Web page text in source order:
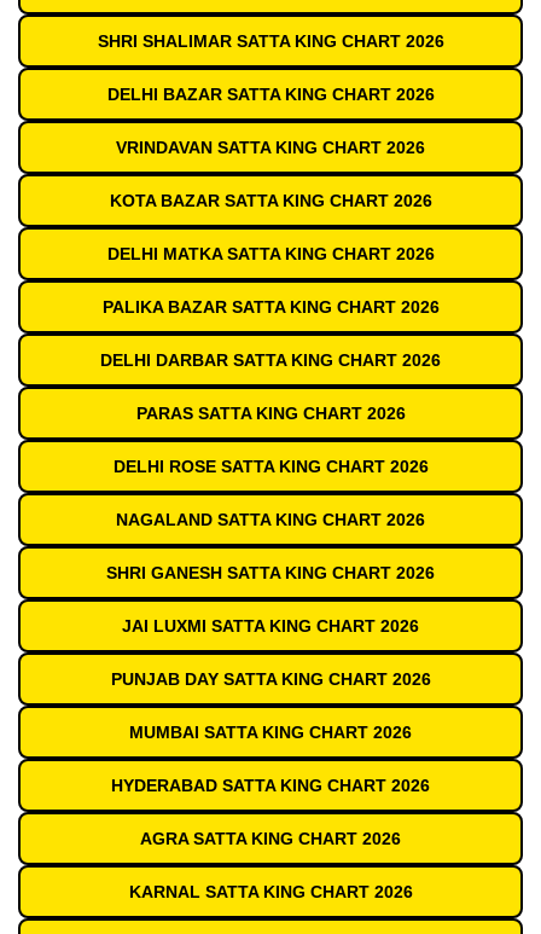
SHRI SHALIMAR SATTA KING CHART 2026
DELHI BAZAR SATTA KING CHART 2026
VRINDAVAN SATTA KING CHART 2026
KOTA BAZAR SATTA KING CHART 2026
DELHI MATKA SATTA KING CHART 2026
PALIKA BAZAR SATTA KING CHART 2026
DELHI DARBAR SATTA KING CHART 2026
PARAS SATTA KING CHART 2026
DELHI ROSE SATTA KING CHART 2026
NAGALAND SATTA KING CHART 2026
SHRI GANESH SATTA KING CHART 2026
JAI LUXMI SATTA KING CHART 2026
PUNJAB DAY SATTA KING CHART 2026
MUMBAI SATTA KING CHART 2026
HYDERABAD SATTA KING CHART 2026
AGRA SATTA KING CHART 2026
KARNAL SATTA KING CHART 2026